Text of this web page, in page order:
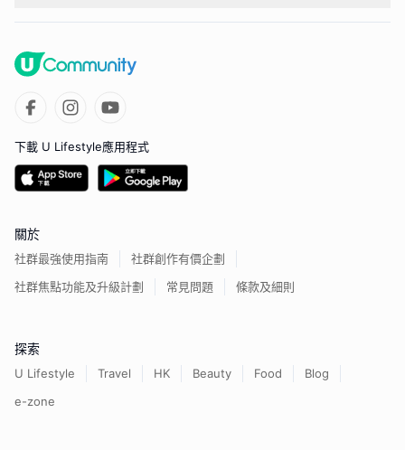
下載 U Lifestyle應用程式
關於
社群最強使用指南
社群創作有價企劃
社群焦點功能及升級計劃
常見問題 條款及細則
探索
U Lifestyle Travel HK Beauty Food
Blog
e-zone